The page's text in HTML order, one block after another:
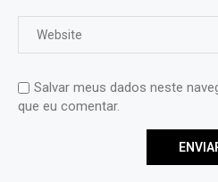
Salvar meus dados neste
que eu comentar.